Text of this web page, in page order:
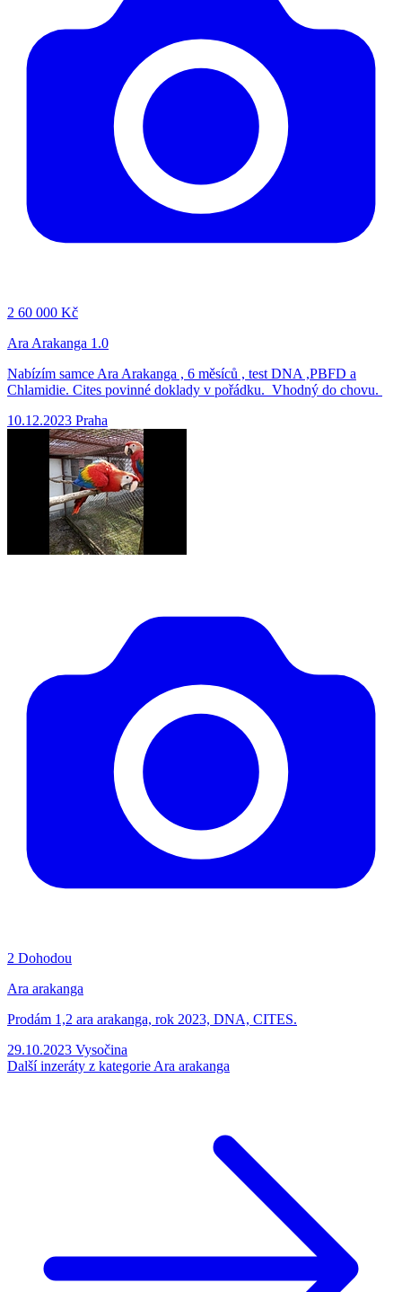
2 60 000 Kč
Ara Arakanga 1.0
Nabízím samce Ara Arakanga , 6 měsíců , test DNA ,PBFD a
Chlamidie. Cites povinné doklady v pořádku. Vhodný do chovu.
10.12.2023 Praha
2 Dohodou
Ara arakanga
Prodám 1,2 ara arakanga, rok 2023, DNA, CITES.
29.10.2023 Vysočina
Další inzeráty z kategorie Ara arakanga